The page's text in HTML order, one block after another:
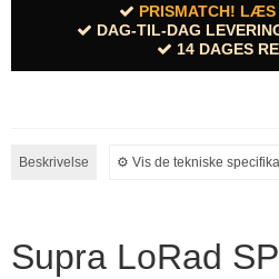
PRISMATCH!
DAG-TIL-DAG
14 DAGES
Beskrivelse ⚙︎ Vis de tekniske
Supra LoRad